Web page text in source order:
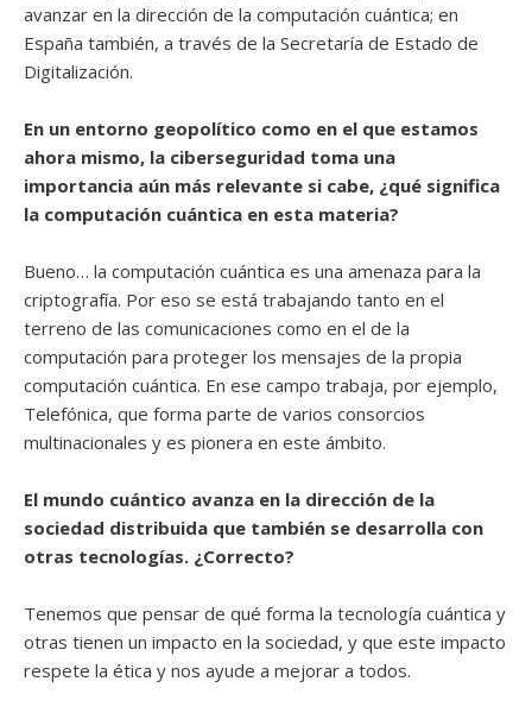
avanzar en la dirección de la computación cuántica; en
España también, a través de la Secretaría de Estado de
Digitalización.
En un entorno geopolítico como en el que estamos
ahora mismo, la ciberseguridad toma una
importancia aún más relevante si cabe, ¿qué significa
la computación cuántica en esta materia?
Bueno… la computación cuántica es una amenaza para la
criptografía. Por eso se está trabajando tanto en el
terreno de las comunicaciones como en el de la
computación para proteger los mensajes de la propia
computación cuántica. En ese campo trabaja, por ejemplo,
Telefónica, que forma parte de varios consorcios
multinacionales y es pionera en este ámbito.
El mundo cuántico avanza en la dirección de la
sociedad distribuida que también se desarrolla con
otras tecnologías. ¿Correcto?
Tenemos que pensar de qué forma la tecnología cuántica y
otras tienen un impacto en la sociedad, y que este impacto
respete la ética y nos ayude a mejorar a todos.